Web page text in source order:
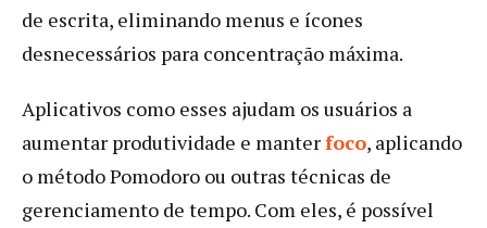
de escrita, eliminando menus e ícones
desnecessários para concentração máxima.
Aplicativos como esses ajudam os usuários a
aumentar produtividade e manterfoco, aplicando
o método Pomodoro ou outras técnicas de
gerenciamento de tempo. Com eles, é possível